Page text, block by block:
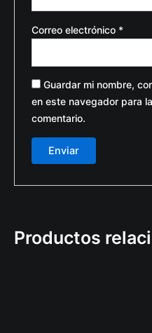
Correo electrónico *
Guardar mi nombre,
en este navegador para
comentario.
Productos